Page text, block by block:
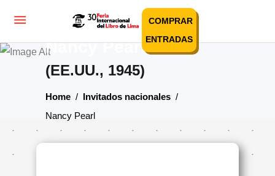
COMPRAR
ENTRADAS
Nancy Pearl
(EE.UU., 1945)
Home / Invitados nacionales /
Nancy Pearl